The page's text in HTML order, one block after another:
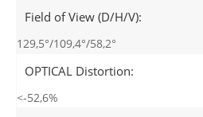
Field of View (D/H/V):
129,5°/109,4°/58,2°
OPTICAL Distortion:
<-52,6%